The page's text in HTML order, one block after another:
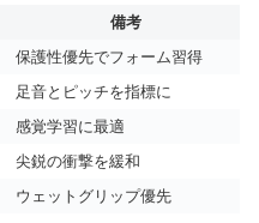
備考
保護性優先でフォーム習得
足音とピッチを指標に
感覚学習に最適
尖鋭の衝撃を緩和
ウェットグリップ優先